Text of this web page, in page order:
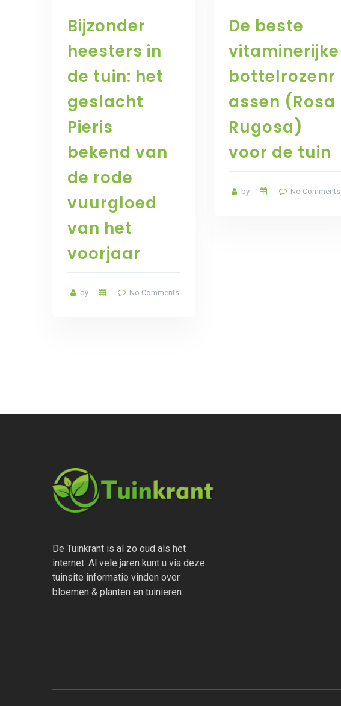
Bijzonder
heesters in
de tuin: het
geslacht
Pieris
bekend van
de rode
vuurgloed
van het
voorjaar
by No Comments
De beste
vitaminerijke
bottelrozenr
assen (Rosa
Rugosa)
voor de tuin
by No Comments
De Tuinkrant is al zo oud als het
internet. Al vele jaren kunt u via deze
tuinsite informatie vinden over
bloemen & planten en tuinieren.